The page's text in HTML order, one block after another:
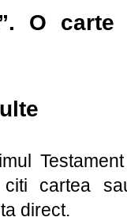
O
cartea
direct.